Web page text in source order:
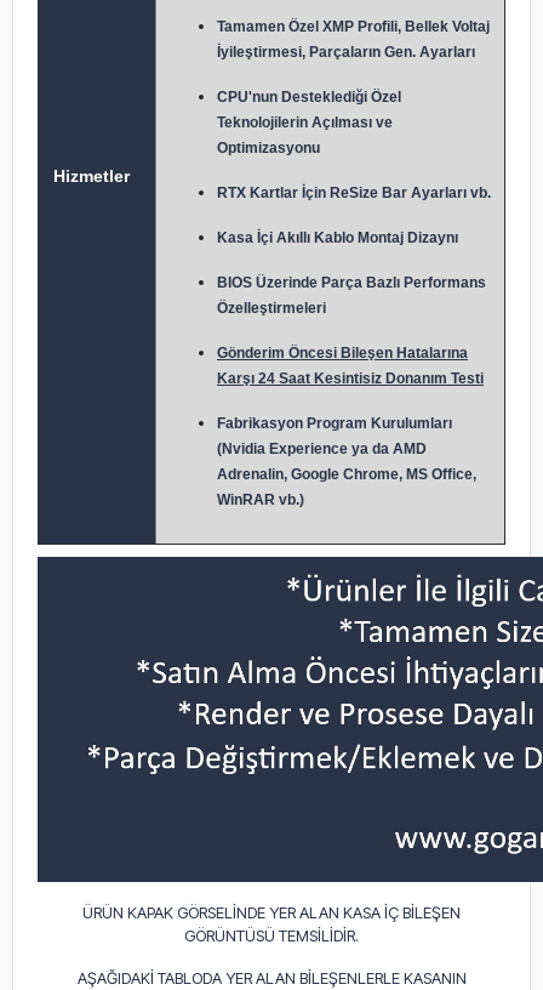
Hizmetler
Tamamen Özel XMP Profili, Bellek Voltaj
İyileştirmesi, Parçaların Gen. Ayarları
CPU'nun Desteklediği Özel
Teknolojilerin Açılması ve
Optimizasyonu
RTX Kartlar İçin ReSize Bar Ayarları vb.
Kasa İçi Akıllı Kablo Montaj Dizaynı
BIOS Üzerinde Parça Bazlı Performans
Özelleştirmeleri
Gönderim Öncesi Bileşen Hatalarına
Karşı 24 Saat Kesintisiz Donanım Testi
Fabrikasyon Program Kurulumları
(Nvidia Experience ya da AMD
Adrenalin, Google Chrome, MS Office,
WinRAR vb.)
ÜRÜN KAPAK GÖRSELİNDE YER ALAN KASA İÇ BİLEŞEN
GÖRÜNTÜSÜ TEMSİLİDİR.
AŞAĞIDAKİ TABLODA YER ALAN BİLEŞENLERLE KASANIN